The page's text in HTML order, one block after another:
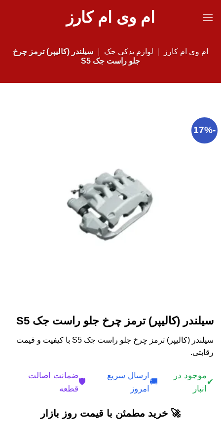
ام وی ام کارز
ام وی ام کارز لوازم یدکی جک
سیلندر (کالیپر) ترمز چرخ
جلو راست جک S5
-17%
سیلندر (کالیپر) ترمز چرخ جلو راست جک S5
سیلندر (کالیپر) ترمز چرخ جلو راست جک S5 با کیفیت و قیمت
رقابتی.
✔
موجود در
انبار
🚚
ارسال سریع
امروز
🛡️
ضمانت اصالت
قطعه
🚀 خرید مطمئن با قیمت روز بازار